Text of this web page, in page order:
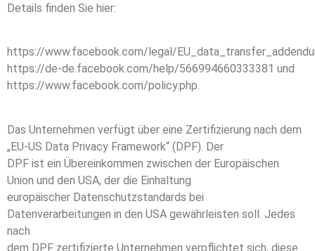
Details finden Sie hier:
https://www.facebook.com/legal/
https://de-de.facebook.com/help/566994660333381 und
https://www.facebook.com/policy.php.
Das Unternehmen verfügt über eine Zertifizierung nach dem
„EU-US Data Privacy Framework“ (DPF). Der
DPF ist ein Übereinkommen zwischen der Europäischen
Union und den USA, der die Einhaltung
europäischer Datenschutzstandards bei
Datenverarbeitungen in den USA gewährleisten soll. Jedes
nach
dem DPF zertifizierte Unternehmen verpflichtet sich, diese